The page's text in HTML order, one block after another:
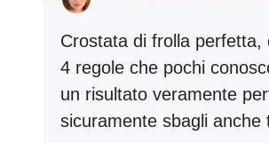
Crostata di frolla perfetta,
4 regole che pochi
un risultato veramente
sicuramente sbagli anche